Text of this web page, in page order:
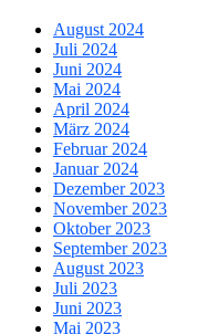
August 2024
Juli 2024
Juni 2024
Mai 2024
April 2024
März 2024
Februar 2024
Januar 2024
Dezember 2023
November 2023
Oktober 2023
September 2023
August 2023
Juli 2023
Juni 2023
Mai 2023